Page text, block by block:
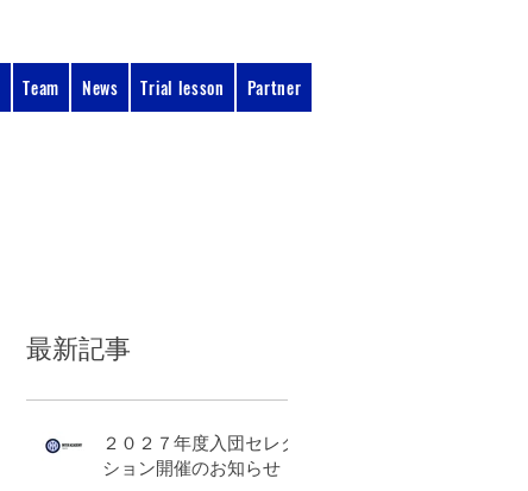
Team News Trial lesson Partner
最新記事
２０２７年度入団セレク
ション開催のお知らせ